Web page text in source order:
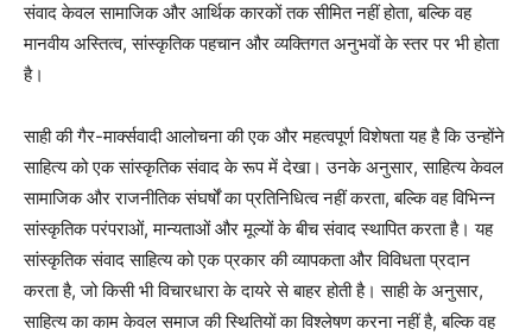
संवाद केवल सामाजिक और आर्थिक कारकों तक सीमित नहीं होता, बल्कि वह
मानवीय अस्तित्व, सांस्कृतिक पहचान और व्यक्तिगत अनुभवों के स्तर पर भी होता
है।
साही की गैर-मार्क्सवादी आलोचना की एक और महत्वपूर्ण विशेषता यह है कि उन्होंने
साहित्य को एक सांस्कृतिक संवाद के रूप में देखा। उनके अनुसार, साहित्य केवल
सामाजिक और राजनीतिक संघर्षों का प्रतिनिधित्व नहीं करता, बल्कि वह विभिन्न
सांस्कृतिक परंपराओं, मान्यताओं और मूल्यों के बीच संवाद स्थापित करता है। यह
सांस्कृतिक संवाद साहित्य को एक प्रकार की व्यापकता और विविधता प्रदान
करता है, जो किसी भी विचारधारा के दायरे से बाहर होती है। साही के अनुसार,
साहित्य का काम केवल समाज की स्थितियों का विश्लेषण करना नहीं है, बल्कि वह